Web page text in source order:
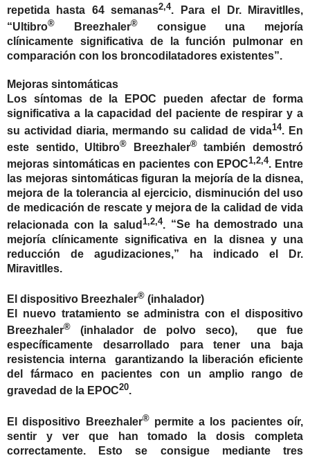
repetida hasta 64 semanas2,4. Para el Dr. Miravitlles,
“Ultibro® Breezhaler® consigue una mejoría
clínicamente significativa de la función pulmonar en
comparación con los broncodilatadores existentes”.
Mejoras sintomáticas
Los síntomas de la EPOC pueden afectar de forma
significativa a la capacidad del paciente de respirar y a
su actividad diaria, mermando su calidad de vida14. En
este sentido, Ultibro® Breezhaler®también demostró
mejoras sintomáticas en pacientes con EPOC1,2,4. Entre
las mejoras sintomáticas figuran la mejoría de la disnea,
mejora de la tolerancia al ejercicio, disminución del uso
de medicación de rescate y mejora de la calidad de vida
relacionada con la salud1,2,4. “Se ha demostrado una
mejoría clínicamente significativa en la disnea y una
reducción de agudizaciones,” ha indicado el Dr.
Miravitlles.
El dispositivo Breezhaler® (inhalador)
El nuevo tratamiento se administra con el dispositivo
Breezhaler® (inhalador de polvo seco), que fue
específicamente desarrollado para tener una baja
resistencia interna garantizando la liberación eficiente
del fármaco en pacientes con un amplio rango de
gravedad de la EPOC20.
El dispositivo Breezhaler®permite a los pacientes oír,
sentir y ver que han tomado la dosis completa
correctamente. Esto se consigue mediante tres